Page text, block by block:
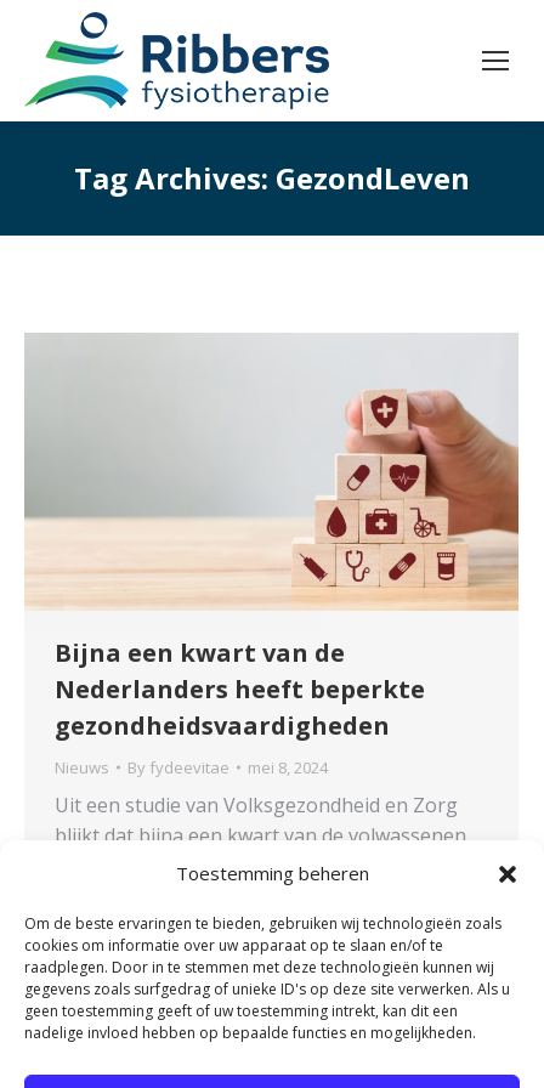
Toestemming beheren
Om de beste ervaringen te bieden, gebruiken wij technologieën zoals
cookies om informatie over uw apparaat op te slaan en/of te
raadplegen. Door in te stemmen met deze technologieën kunnen wij
gegevens zoals surfgedrag of unieke ID's op deze site verwerken. Als u
geen toestemming geeft of uw toestemming intrekt, kan dit een
nadelige invloed hebben op bepaalde functies en mogelijkheden.
Tag Archives: GezondLeven
Bijna een kwart van de
Nederlanders heeft beperkte
gezondheidsvaardigheden
Nieuws By fydeevitae mei 8, 2024
Uit een studie van Volksgezondheid en Zorg
blijkt dat bijna een kwart van de volwassenen
tekortschietende of beperkte
tekortkomingen hebben vaak nadelige effecten
op de gezondheid. Opmerkelijk is dat
laagopgeleide individuen vaker
tekortschietende of beperkte
gezondheidsvaardigheden hebben in
vergelijking met hoogopgeleiden. Bovendien